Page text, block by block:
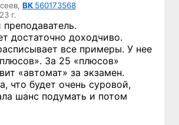
ВК 560173568
г.
достаточно доходчиво.
все примеры. У нее
За 25 «плюсов»
«автомат» за экзамен.
что будет очень суровой,
шанс подумать и потом